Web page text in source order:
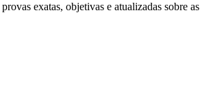
exatas, objetivas e atualizadas sobre